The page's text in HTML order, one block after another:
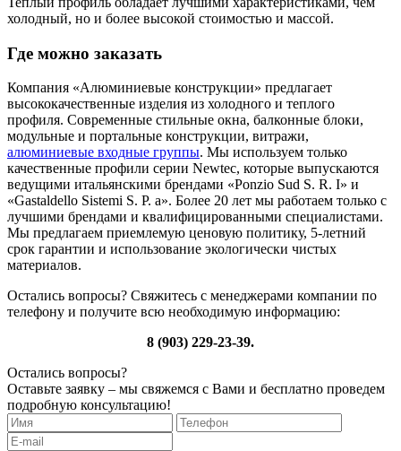
холодный, но и более высокой стоимостью и массой.
Где можно заказать
Компания «Алюминиевые конструкции» предлагает
высококачественные изделия из холодного и теплого
профиля. Современные стильные окна, балконные блоки,
модульные и портальные конструкции, витражи,
алюминиевые входные группы. Мы используем только
качественные профили серии Newtec, которые выпускаются
ведущими итальянскими брендами «Ponzio Sud S. R. I» и
«Gastaldello Sistemi S. P. a». Более 20 лет мы работаем только с
лучшими брендами и квалифицированными специалистами.
Мы предлагаем приемлемую ценовую политику, 5-летний
срок гарантии и использование экологически чистых
материалов.
Остались вопросы? Свяжитесь с менеджерами компании по
телефону и получите всю необходимую информацию:
8 (903) 229-23-39.
Остались вопросы?
Оставьте заявку – мы свяжемся с Вами и бесплатно проведем
подробную консультацию!